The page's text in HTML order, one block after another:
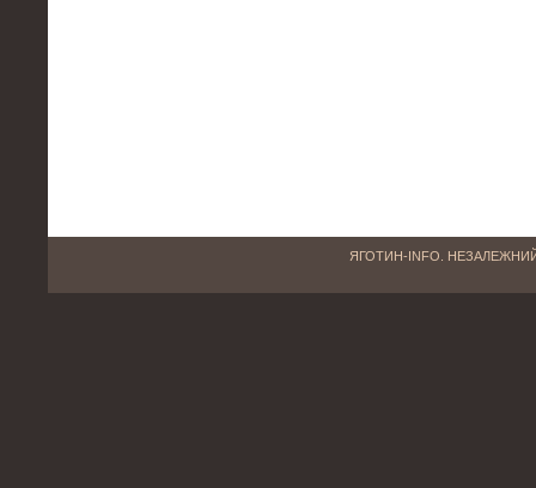
ЯГОТИН-INFO.